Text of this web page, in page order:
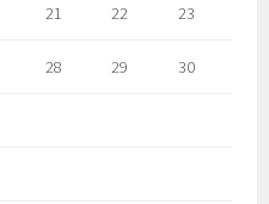
21 22 23
28 29 30